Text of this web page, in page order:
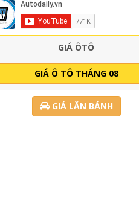
GIÁ ÔTÔ
GIÁ Ô TÔ THÁNG 08
GIÁ LĂN BÁNH